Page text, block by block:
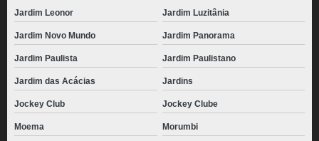
pacote de coxinhas congelada Guararema
coxinhas congelada para vender Mauá
coxinha congelada Jardim Paulista
coxinhas congelada atacado Jardim Londrina
distribuidora de coxinha congelada Alphaville
Jardim Leonor Jardim Luzitânia
Jardim Novo Mundo Jardim Panorama
Jardim Paulista Jardim Paulistano
Jardim das Acácias Jardins
Jockey Club Jockey Clube
Moema Morumbi